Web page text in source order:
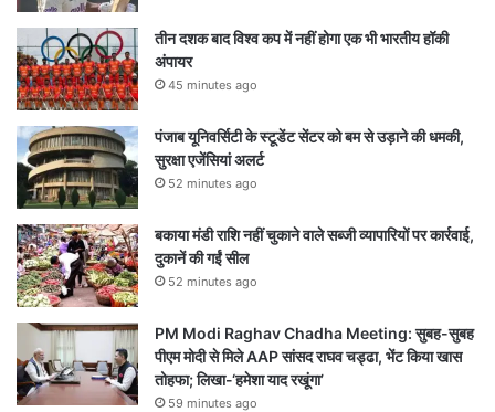
तीन दशक बाद विश्व कप में नहीं होगा एक भी भारतीय हॉकी
अंपायर
45 minutes ago
पंजाब यूनिवर्सिटी के स्टूडेंट सेंटर को बम से उड़ाने की धमकी,
सुरक्षा एजेंसियां अलर्ट
52 minutes ago
बकाया मंडी राशि नहीं चुकाने वाले सब्जी व्यापारियों पर कार्रवाई,
दुकानें की गईं सील
52 minutes ago
PM Modi Raghav Chadha Meeting: सुबह-सुबह
पीएम मोदी से मिले AAP सांसद राघव चड्ढा, भेंट किया खास
तोहफा; लिखा-‘हमेशा याद रखूंगा’
59 minutes ago